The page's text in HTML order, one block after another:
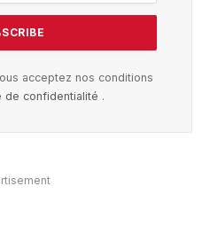
acceptez nos conditions
de confidentialité .